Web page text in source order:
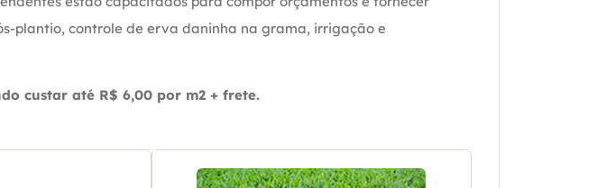
plantio, controle de erva daninha na grama, irrigação e
custar até R$ 6,00 por m2 + frete.